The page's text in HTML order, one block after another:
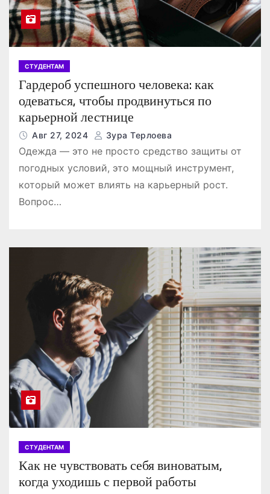
СТУДЕНТАМ
Гардероб успешного человека: как
одеваться, чтобы продвинуться по
карьерной лестнице
Авг 27, 2024 Зура Терлоева
Одежда — это не просто средство защиты от
погодных условий, это мощный инструмент,
который может влиять на карьерный рост.
Вопрос…
СТУДЕНТАМ
Как не чувствовать себя виноватым,
когда уходишь с первой работы